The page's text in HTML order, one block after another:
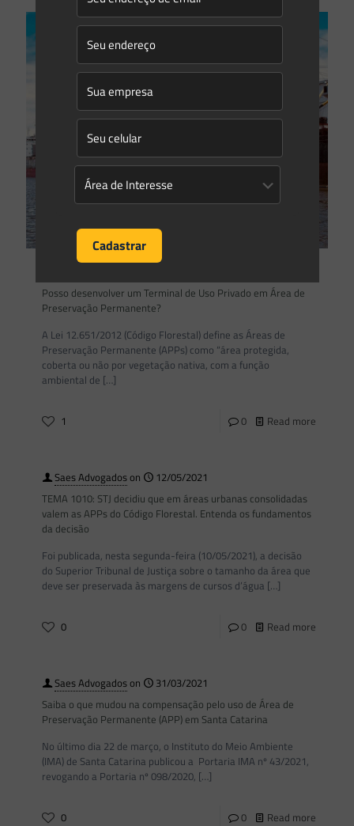
Posso desenvolver um Terminal de Uso Privado em Área de
Preservação Permanente?
A Lei 12.651/2012 (Código Florestal) define as Áreas de
Preservação Permanente (APPs) como “área protegida,
coberta ou não por vegetação nativa, com a função
ambiental de […]
1 0 Read more
Saes Advogadoson
12/05/2021
TEMA 1010: STJ decidiu que em áreas urbanas consolidadas
valem as APPs do Código Florestal. Entenda os fundamentos
da decisão
Foi publicada, nesta segunda-feira (10/05/2021), a decisão
do Superior Tribunal de Justiça sobre o tamanho da área que
deve ser preservada às margens de cursos d’água […]
0 0 Read more
Saes Advogadoson
31/03/2021
Saiba o que mudou na compensação pelo uso de Área de
Preservação Permanente (APP) em Santa Catarina
No último dia 22 de março, o Instituto do Meio Ambiente
(IMA) de Santa Catarina publicou a Portaria IMA nº 43/2021,
revogando a Portaria nº 098/2020, […]
0 0 Read more